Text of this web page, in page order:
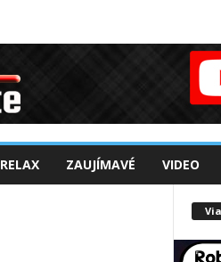
RELAX ZAUJÍMAVÉ VIDEO